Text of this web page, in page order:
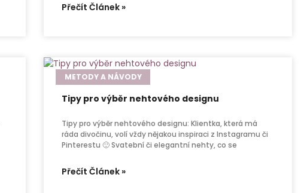
Přečít Článek »
METODY A NÁVODY
Tipy pro výběr nehtového designu
Tipy pro výběr nehtového designu: Klientka, která má
ráda divočinu, volí vždy nějakou inspiraci z Instagramu či
Pinterestu 🙂 Svatební či elegantní nehty, co se
Přečít Článek »